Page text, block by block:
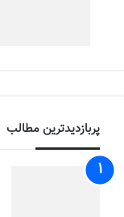
پربازدیدترین مطالب